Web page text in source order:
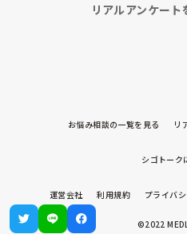
リアルアンケー
お悩み相談の一覧を見る リ
シゴトーク
運営会社 利用規約 プライバ
©2022